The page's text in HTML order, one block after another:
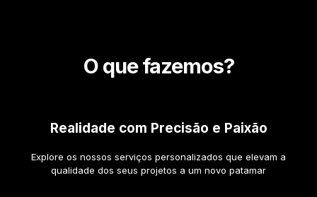
O que fazemos?
Realidade com Precisão e Paixão
Explore os nossos serviços personalizados que elevam a
qualidade dos seus projetos a um novo patamar